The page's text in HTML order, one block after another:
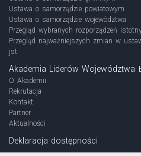
Ustawa o samorządzie powiatowym
Ustawa o samorządzie województwa
Przegląd wybranych rozporządzeń
Przegląd najważniejszych zmian w
jst
Akademia Liderów Województwa
O Akademii
Rekrutacja
Kontakt
Partner
Aktualności
Deklaracja dostępności